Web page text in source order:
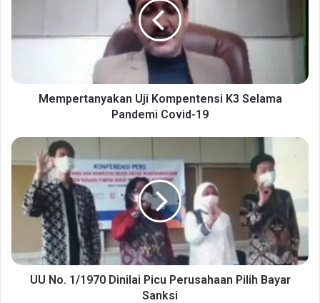
Pandemi
Mempertanyakan Uji Kompentensi K3 Selama
Pandemi Covid-19
UU
1/1970
Dinilai
Picu
Perusahaan
Sanksi
UU No. 1/1970 Dinilai Picu Perusahaan Pilih Bayar
Sanksi